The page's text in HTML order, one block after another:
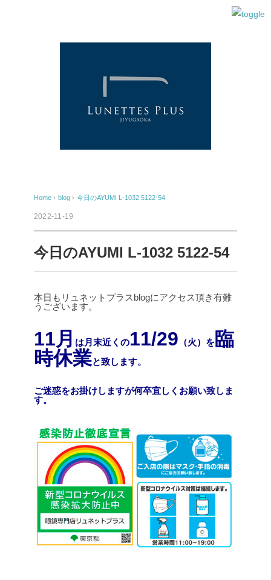
Home › blog › 今日のAYUMI L-1032 5122-54
2022-11-19
今日のAYUMI L-1032 5122-54
本日もリュネットプラスblogにアクセス頂き有難
うございます。
11月 は月末近くの11/29 （火）を 臨
時休業と致します。
ご迷惑をお掛けしますが何卒宜しくお願い致しま
す。